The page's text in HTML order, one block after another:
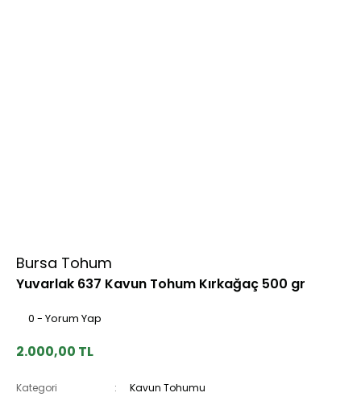
Bursa Tohum
Yuvarlak 637 Kavun Tohum Kırkağaç 500 gr
0 - Yorum Yap
2.000,00 TL
Kategori
Kavun Tohumu